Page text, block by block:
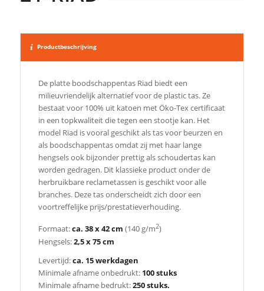
Productbeschrijving
De platte boodschappentas Riad biedt een
milieuvriendelijk alternatief voor de plastic tas. Ze
bestaat voor 100% uit katoen met Öko-Tex certificaat
in een topkwaliteit die tegen een stootje kan. Het
model Riad is vooral geschikt als tas voor beurzen en
als boodschappentas omdat zij met haar lange
hengsels ook bijzonder prettig als schoudertas kan
worden gedragen. Dit klassieke product onder de
herbruikbare reclametassen is geschikt voor alle
branches. Deze tas onderscheidt zich door een
voortreffelijke prijs/prestatieverhouding.
Formaat:ca. 38 x 42 cm (140 g/m2)
Hengsels:2,5 x 75 cm
Levertijd:ca. 15 werkdagen
Minimale afname onbedrukt: 100 stuks
Minimale afname bedrukt:250 stuks.